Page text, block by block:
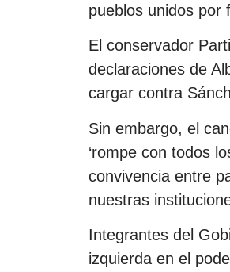
pueblos unidos por
El conservador
declaraciones de
cargar contra
Sin embargo, el
‘rompe con todos
convivencia entre
nuestras
Integrantes del
izquierda en el